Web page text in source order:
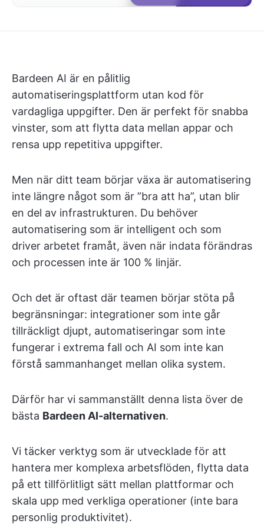
Bardeen AI är en pålitlig
automatiseringsplattform utan kod för
vardagliga uppgifter. Den är perfekt för snabba
vinster, som att flytta data mellan appar och
rensa upp repetitiva uppgifter.
Men när ditt team börjar växa är automatisering
inte längre något som är ”bra att ha”, utan blir
en del av infrastrukturen. Du behöver
automatisering som är intelligent och som
driver arbetet framåt, även när indata förändras
och processen inte är 100 % linjär.
Och det är oftast där teamen börjar stöta på
begränsningar: integrationer som inte går
tillräckligt djupt, automatiseringar som inte
fungerar i extrema fall och AI som inte kan
förstå sammanhanget mellan olika system.
Därför har vi sammanställt denna lista över de
bästa Bardeen AI-alternativen.
Vi täcker verktyg som är utvecklade för att
hantera mer komplexa arbetsflöden, flytta data
på ett tillförlitligt sätt mellan plattformar och
skala upp med verkliga operationer (inte bara
personlig produktivitet).